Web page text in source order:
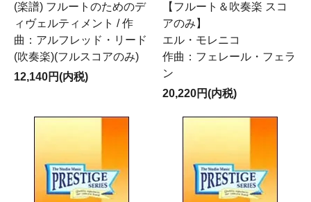
(楽譜) フルートのためのデ
ィヴェルティメント / 作
曲：アルフレッド・リード
(吹奏楽)(フルスコアのみ)
12,140円(内税)
【フルート＆吹奏楽 スコ
アのみ】
エル・モレニコ
作曲：フェレール・フェラ
ン
20,220円(内税)